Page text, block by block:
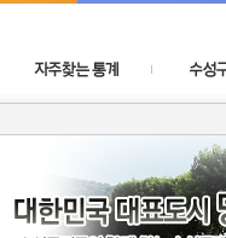
자주찾는 통계
수성